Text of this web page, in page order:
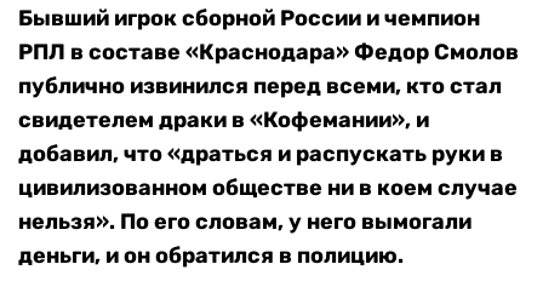
Бывший игрок сборной России и чемпион
РПЛ в составе «Краснодара» Федор Смолов
публично извинился перед всеми, кто стал
свидетелем драки в «Кофемании», и
добавил, что «драться и распускать руки в
цивилизованном обществе ни в коем случае
нельзя». По его словам, у него вымогали
деньги, и он обратился в полицию.